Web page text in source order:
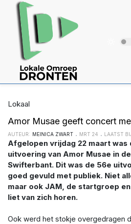
Lokaal
Amor Musae geeft concert
AUTEUR: MEINICA ZWART MRT 24 LAATST
Afgelopen vrijdag 22 maart was de jaarlijkse
uitvoering van Amor Musae in
Swifterbant. Dit was de 56e
goed gevuld met publiek. Niet
maar ook JAM, de startgroep
liet van zich horen.
Ook werd het stokje overgedragen